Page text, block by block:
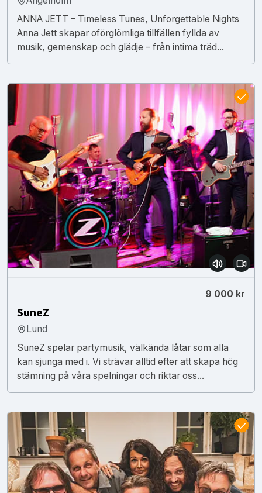
ANNA JETT – Timeless Tunes, Unforgettable Nights
Anna Jett skapar oförglömliga tillfällen fyllda av
musik, gemenskap och glädje – från intima träd...
9 000 kr
SuneZ
Lund
SuneZ spelar partymusik, välkända låtar som alla
kan sjunga med i. Vi strävar alltid efter att skapa hög
stämning på våra spelningar och riktar oss...